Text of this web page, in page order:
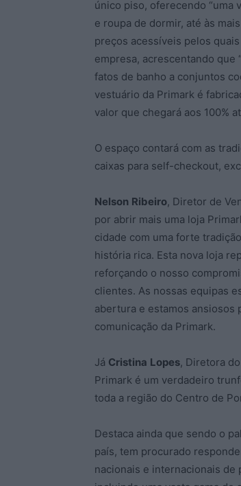
único piso, oferecendo “uma
e roupa de dormir, até às
preços acessíveis pelos
empresa, acrescentando
fatos de banho a conjuntos
vestuário da Primark é
valor que chegará aos 100%
O espaço contará com as
caixas para self-checkout,
Nelson Ribeiro, Diretor de
por abrir mais uma loja
cidade com uma forte
história rica. Esta nova loja
reforçando o nosso
clientes. As nossas equipas
abertura e estamos ansiosos
comunicação da Primark.
Já Cristina Lopes, Diretora
Primark é um verdadeiro
toda a região do Centro de
Destaca ainda que sendo o
país, tem procurado
nacionais e internacionais de